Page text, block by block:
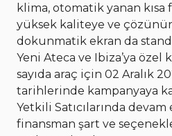
klima, otomatik yanan kısa
yüksek kaliteye ve
dokunmatik ekran da
Yeni Ateca ve Ibiza’ya özel
sayıda araç için 02 Aralık
tarihlerinde kampanyaya
Yetkili Satıcılarında
finansman şart ve